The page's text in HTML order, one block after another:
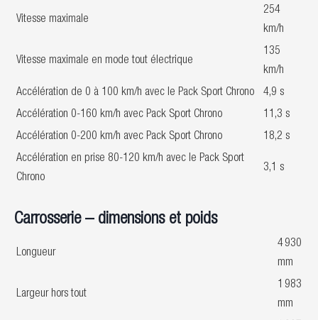
Vitesse maximale
254
km/h
Vitesse maximale en mode tout électrique
135
km/h
Accélération de 0 à 100 km/h avec le Pack Sport Chrono
4,9 s
Accélération 0-160 km/h avec Pack Sport Chrono
11,3 s
Accélération 0-200 km/h avec Pack Sport Chrono
18,2 s
Accélération en prise 80-120 km/h avec le Pack Sport
Chrono
3,1 s
Carrosserie – dimensions et poids
Longueur
4 930
mm
Largeur hors tout
1 983
mm